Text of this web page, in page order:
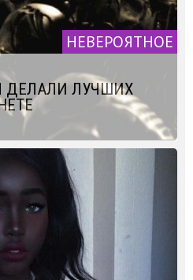
НЕВЕРОЯТНОЕ
ДЕЛАЛИ ЛУЧШИХ